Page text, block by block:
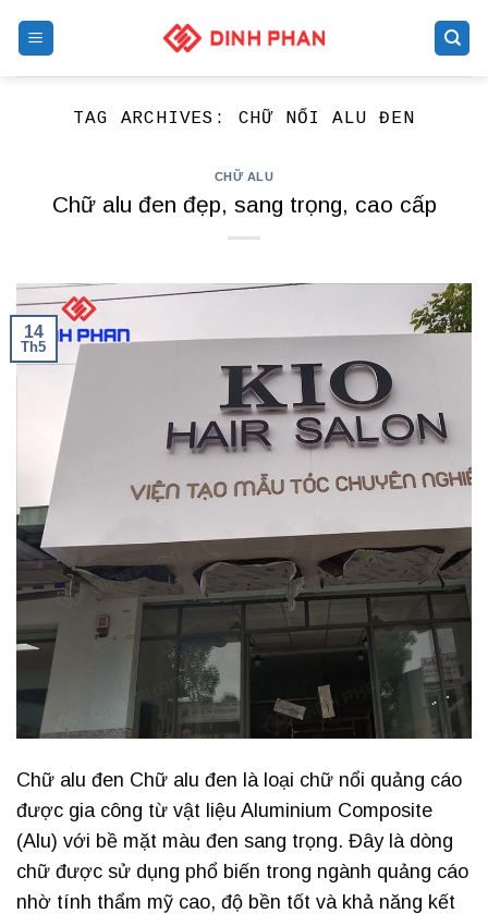
TAG ARCHIVES: CHỮ NỔI ALU ĐEN
CHỮ ALU
Chữ alu đen đẹp, sang trọng, cao cấp
14
Th5
Chữ alu đen Chữ alu đen là loại chữ nổi quảng cáo
được gia công từ vật liệu Aluminium Composite
(Alu) với bề mặt màu đen sang trọng. Đây là dòng
chữ được sử dụng phổ biến trong ngành quảng cáo
nhờ tính thẩm mỹ cao, độ bền tốt và khả năng kết